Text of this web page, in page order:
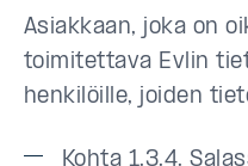
Asiakkaan, joka on
toimitettava Evlin
henkilöille, joiden
Kohta 1.3.4.